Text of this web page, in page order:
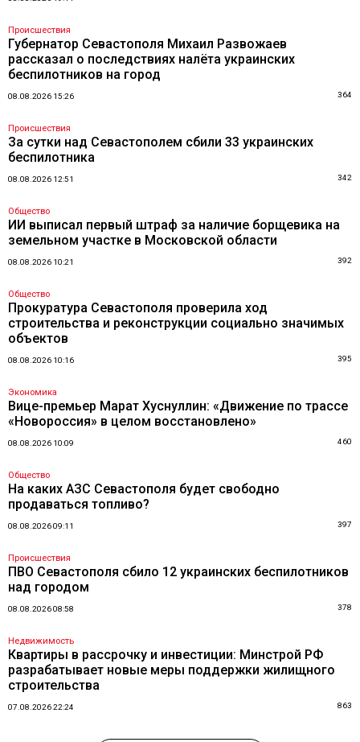
Происшествия
Губернатор Севастополя Михаил Развожаев
рассказал о последствиях налёта украинских
беспилотников на город
08.08.2026 15:26 364
Происшествия
За сутки над Севастополем сбили 33 украинских
беспилотника
08.08.2026 12:51 342
Общество
ИИ выписал первый штраф за наличие борщевика на
земельном участке в Московской области
08.08.2026 10:21 392
Общество
Прокуратура Севастополя проверила ход
строительства и реконструкции социально значимых
объектов
08.08.2026 10:16 395
Экономика
Вице-премьер Марат Хуснуллин: «Движение по трассе
«Новороссия» в целом восстановлено»
08.08.2026 10:09 460
Общество
На каких АЗС Севастополя будет свободно
продаваться топливо?
08.08.2026 09:11 397
Происшествия
ПВО Севастополя сбило 12 украинских беспилотников
над городом
08.08.2026 08:58 378
Недвижимость
Квартиры в рассрочку и инвестиции: Минстрой РФ
разрабатывает новые меры поддержки жилищного
строительства
07.08.2026 22:24 863